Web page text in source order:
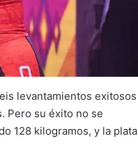
levantamientos exitosos
Pero su éxito no se
128 kilogramos, y la plata